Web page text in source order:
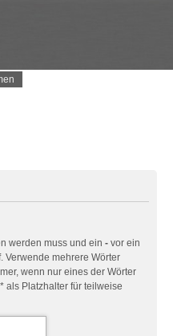
werden muss und ein - vor ein
Verwende mehrere Wörter
wenn nur eines der Wörter
als Platzhalter für teilweise